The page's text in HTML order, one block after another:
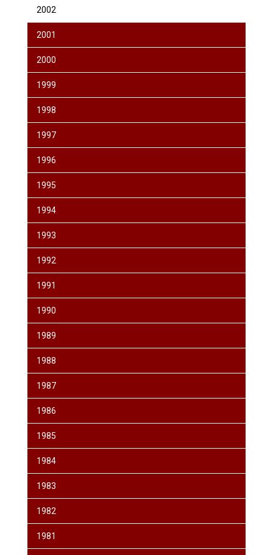
2002
2001
2000
1999
1998
1997
1996
1995
1994
1993
1992
1991
1990
1989
1988
1987
1986
1985
1984
1983
1982
1981